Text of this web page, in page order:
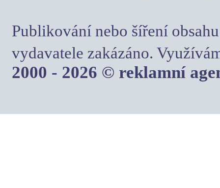
Publikování nebo šíření
vydavatele zakázáno.
2000 - 2026 © reklamní